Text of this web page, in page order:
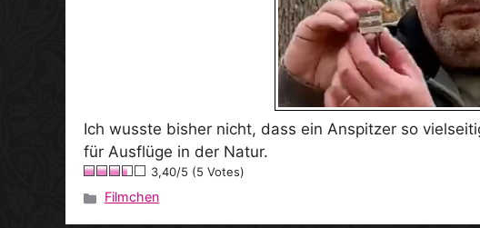
Ich wusste bisher nicht, dass ein Anspitzer so
für Ausflüge in der Natur.
3,40/5 (5 Votes)
Kategorien
Filmchen